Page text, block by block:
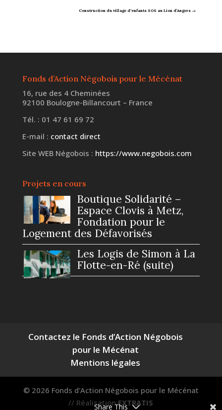
Construction du village d'enfants SOS au Lion d’Angers →
Fonds d’Action Négobois pour le Mécénat
16, rue des 4 Cheminées
92100 Boulogne-Billancourt – France
Tél. : 01 47 61 69 72
E-mail : contact direct
Site WEB Négobois : https://www.negobois.com
Projets en cours
Boutique Solidarité –
Espace Clovis à Metz,
Fondation pour le
Logement des Défavorisés
Les Logis de Simon à La
Flotte-en-Ré (suite)
Contactez le Fonds d’Action Négobois
pour le Mécénat
Mentions légales
© 2026 Fonds d'Action Négobois pour le Mécénat
// RéalisationEXTRATIS
Share This